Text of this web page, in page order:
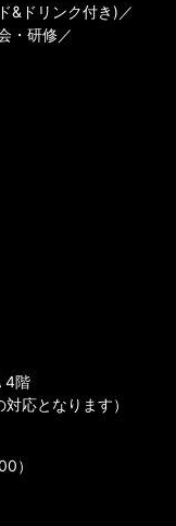
&ドリンク付き)
・研修
4階
応となります）
）